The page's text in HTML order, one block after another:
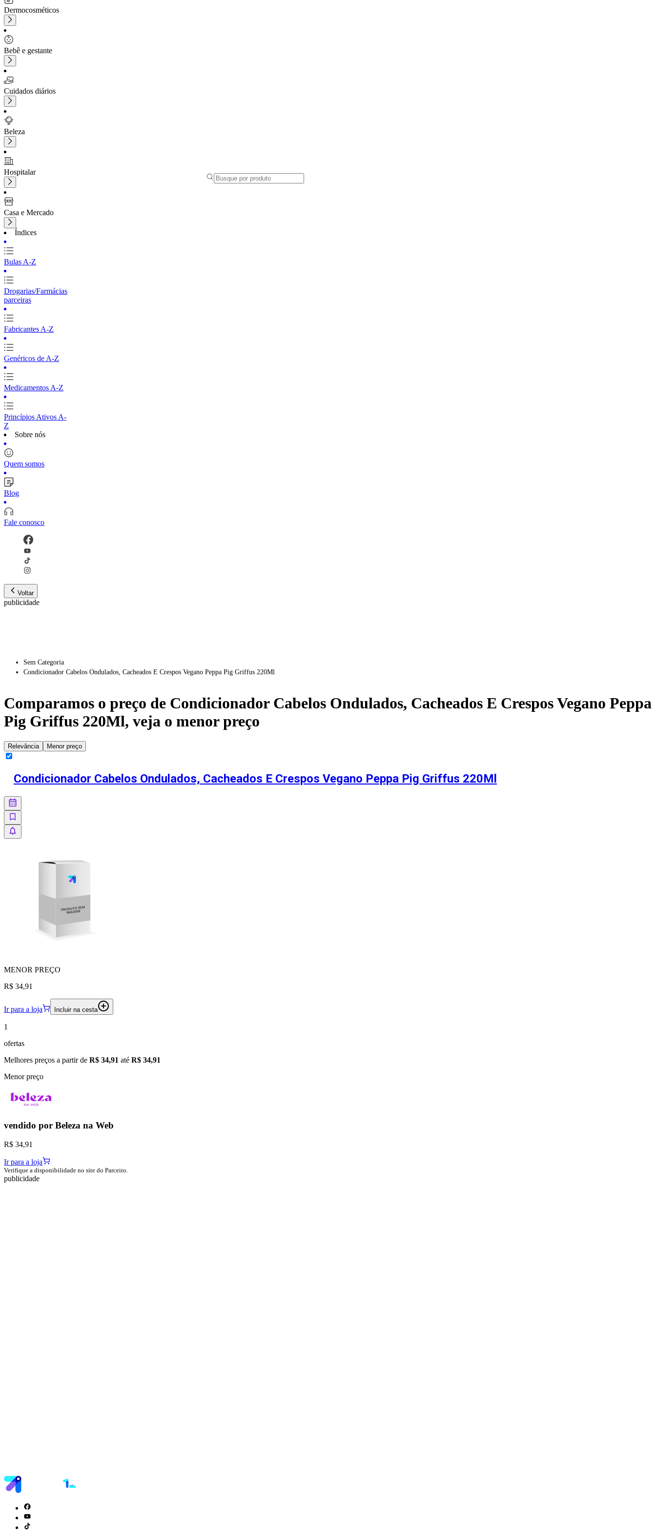
Dermocosméticos
Bebê e gestante
Cuidados diários
Beleza
Hospitalar
Casa e Mercado
Índices
Bulas A-Z
Drogarias/Farmácias
parceiras
Fabricantes A-Z
Genéricos de A-Z
Medicamentos A-Z
Princípios Ativos A-
Z
Sobre nós
Quem somos
Blog
Fale conosco
Voltar
publicidade
Sem Categoria
Condicionador Cabelos Ondulados, Cacheados E Crespos Vegano Peppa Pig Griffus 220Ml
Comparamos o preço de Condicionador Cabelos Ondulados, Cacheados E Crespos Vegano Peppa
Pig Griffus 220Ml, veja o menor preço
Relevância Menor preço
Condicionador Cabelos Ondulados, Cacheados E Crespos Vegano Peppa Pig Griffus 220Ml
MENOR PREÇO
R$ 34,91
Ir para a loja Incluir na cesta
1
ofertas
Melhores preços a partir de R$ 34,91 até R$ 34,91
Menor preço
vendido por Beleza na Web
R$ 34,91
Ir para a loja
Verifique a disponibilidade no site do Parceiro.
publicidade